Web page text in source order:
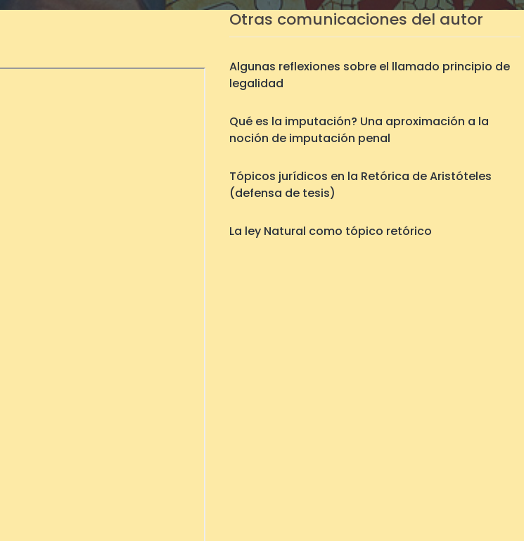
Otras comunicaciones del autor
Algunas reflexiones sobre el llamado principio de
legalidad
Qué es la imputación? Una aproximación a la
noción de imputación penal
Tópicos jurídicos en la Retórica de Aristóteles
(defensa de tesis)
La ley Natural como tópico retórico